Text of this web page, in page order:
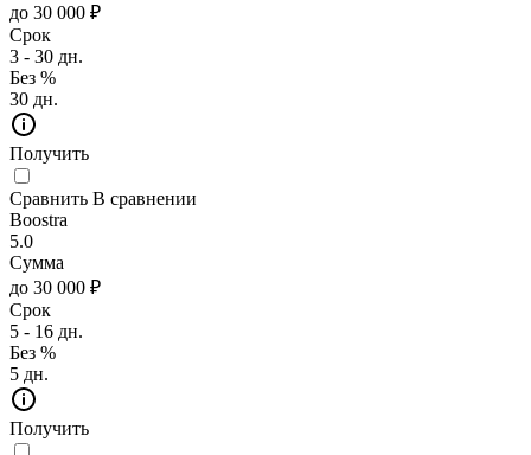
до 30 000 ₽
Срок
3 - 30 дн.
Без %
30 дн.
Получить
Сравнить В сравнении
Boostra
5.0
Сумма
до 30 000 ₽
Срок
5 - 16 дн.
Без %
5 дн.
Получить